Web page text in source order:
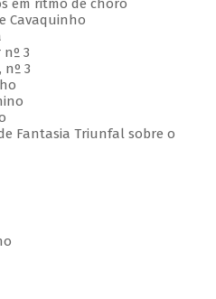
em ritmo de choro
Cavaquinho
3
nº 3
Fantasia Triunfal sobre o